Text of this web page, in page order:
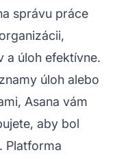
správu práce
a úloh efektívne.
úloh alebo
Asana vám
aby bol
Platforma